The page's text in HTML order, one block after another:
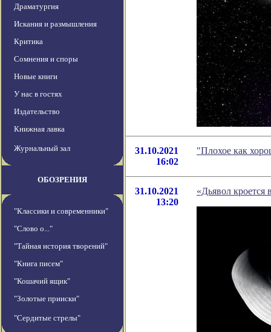
Драматургия
Искания и размышления
Критика
Сомнения и споры
Новые книги
У нас в гостях
Издательство
Книжная лавка
Журнальный зал
ОБОЗРЕНИЯ
"Классики и современники"
"Слово о..."
"Тайная история творений"
"Книга писем"
"Кошачий ящик"
"Золотые прииски"
"Сердитые стрелы"
31.10.2021
16:02
"Плохое как
31.10.2021
13:20
«Дьявол кроется